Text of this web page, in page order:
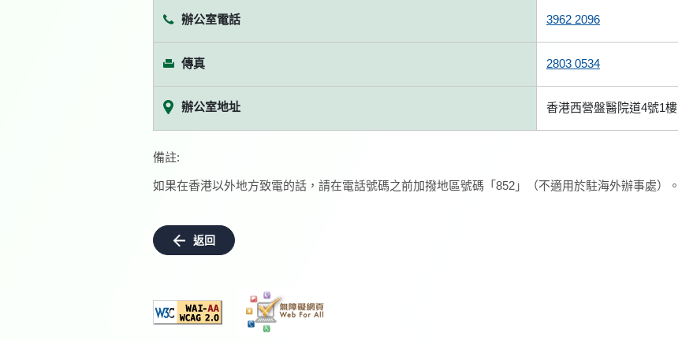
辦公室電話 3962 2096
傳真 2803 0534
辦公室地址 香港西營盤醫院道4號1樓
備註:
如果在香港以外地方致電的話，請在電話號碼之前加撥地區號碼「852」（不適用於駐海外辦事處）。
返回